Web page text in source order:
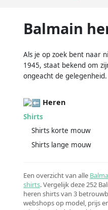
Balmain
Als je op zoek bent naar
1945, staat bekend om
ongeacht de gelegenheid.
Heren
Shirts
Shirts korte mouw
Shirts lange mouw
Een overzicht van alle
shirts. Vergelijk deze 252
heren shirts van 3
webshops op model, prijs